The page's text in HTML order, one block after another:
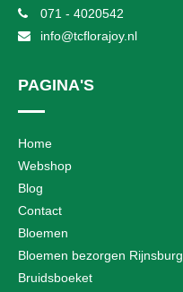
071 - 4020542
info@tcflorajoy.nl
PAGINA'S
Home
Webshop
Blog
Contact
Bloemen
Bloemen bezorgen Rijnsburg
Bruidsboeket